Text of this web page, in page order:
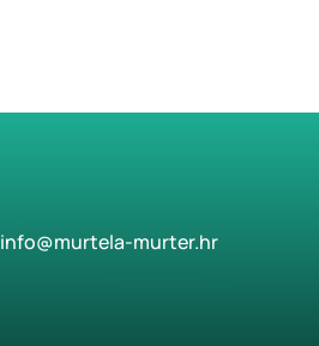
info@murtela-murter.hr